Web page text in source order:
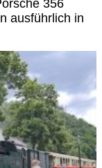
356
ausführlich in